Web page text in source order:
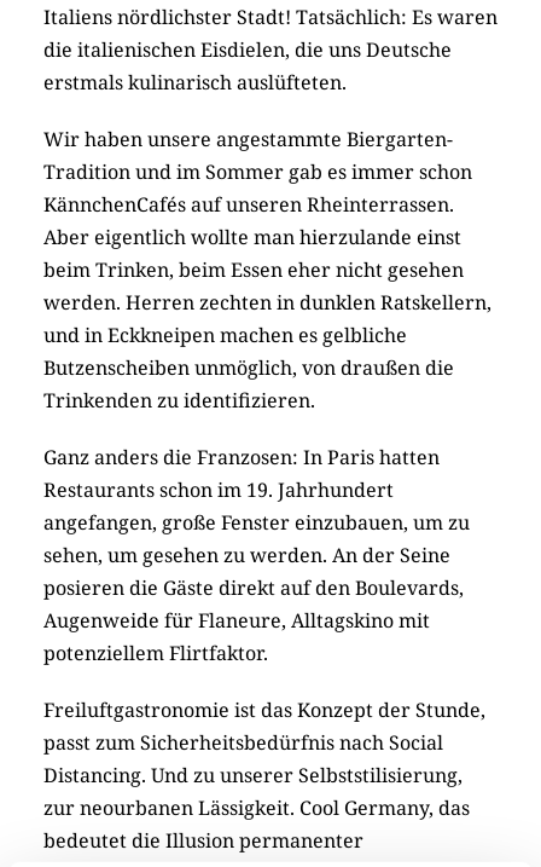
Italiens nördlichster Stadt! Tatsächlich: Es waren
die italienischen Eisdielen, die uns Deutsche
erstmals kulinarisch auslüfteten.
Wir haben unsere angestammte Biergarten-
Tradition und im Sommer gab es immer schon
KännchenCafés auf unseren Rheinterrassen.
Aber eigentlich wollte man hierzulande einst
beim Trinken, beim Essen eher nicht gesehen
werden. Herren zechten in dunklen Ratskellern,
und in Eckkneipen machen es gelbliche
Butzenscheiben unmöglich, von draußen die
Trinkenden zu identifizieren.
Ganz anders die Franzosen: In Paris hatten
Restaurants schon im 19. Jahrhundert
angefangen, große Fenster einzubauen, um zu
sehen, um gesehen zu werden. An der Seine
posieren die Gäste direkt auf den Boulevards,
Augenweide für Flaneure, Alltagskino mit
potenziellem Flirtfaktor.
Freiluftgastronomie ist das Konzept der Stunde,
passt zum Sicherheitsbedürfnis nach Social
Distancing. Und zu unserer Selbststilisierung,
zur neourbanen Lässigkeit. Cool Germany, das
bedeutet die Illusion permanenter